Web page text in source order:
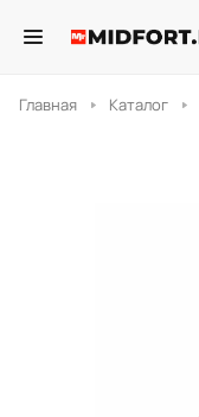
Главная Каталог